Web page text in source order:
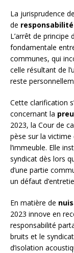
La jurisprudence
de
L’arrêt de
fondamentale
communes, qui
celle résultant de
reste
Cette clarification
concernant la
2023, la Cour de
pèse sur la victime
l’immeuble. Elle
syndicat dès lors
d’une partie
un défaut
En matière de
2023 innove en
responsabilité
bruits et le
d’isolation